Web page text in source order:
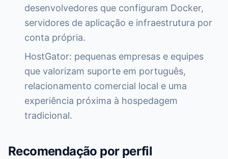
desenvolvedores que configuram Docker,
servidores de aplicação e infraestrutura por
conta própria.
HostGator: pequenas empresas e equipes
que valorizam suporte em português,
relacionamento comercial local e uma
experiência próxima à hospedagem
tradicional.
Recomendação por perfil